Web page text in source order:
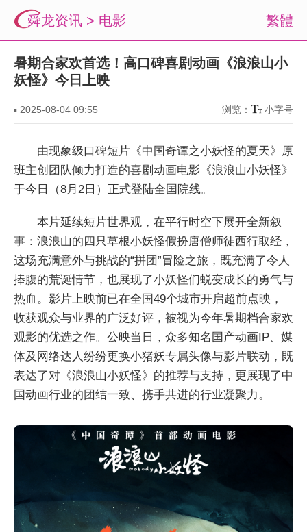
繁體
舜龙资讯 > 电影
暑期合家欢首选！高口碑喜剧动画《浪浪山小
妖怪》今日上映
▪ 2025-08-04 09:55 浏览： 小字号
由现象级口碑短片《中国奇谭之小妖怪的夏天》原
班主创团队倾力打造的喜剧动画电影《浪浪山小妖怪》
于今日（8月2日）正式登陆全国院线。
本片延续短片世界观，在平行时空下展开全新叙
事：浪浪山的四只草根小妖怪假扮唐僧师徒西行取经，
这场充满意外与挑战的“拼团”冒险之旅，既充满了令人
捧腹的荒诞情节，也展现了小妖怪们蜕变成长的勇气与
热血。影片上映前已在全国49个城市开启超前点映，
收获观众与业界的广泛好评，被视为今年暑期档合家欢
观影的优选之作。公映当日，众多知名国产动画IP、媒
体及网络达人纷纷更换小猪妖专属头像与影片联动，既
表达了对《浪浪山小妖怪》的推荐与支持，更展现了中
国动画行业的团结一致、携手共进的行业凝聚力。